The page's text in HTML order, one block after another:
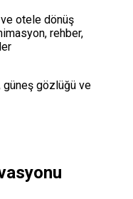
otele dönüş
rehber,
güneş gözlüğü ve